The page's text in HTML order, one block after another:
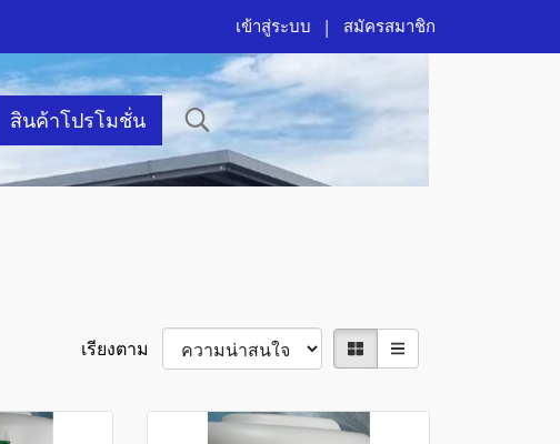
เข้าสู่ระบบ สมัครสมาชิก
สินค้าโปรโมชั่น
เรียงตาม